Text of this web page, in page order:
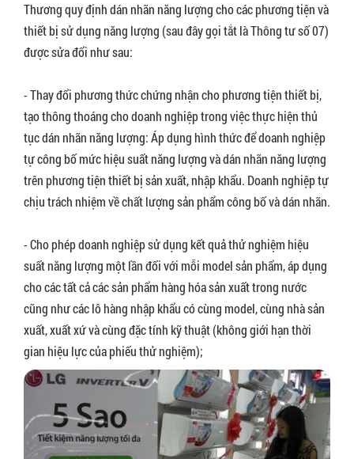
Thương quy định dán nhãn năng lượng cho các phương tiện và
thiết bị sử dụng năng lượng (sau đây gọi tắt là Thông tư số 07)
được sửa đổi như sau:
- Thay đổi phương thức chứng nhận cho phương tiện thiết bị,
tạo thông thoáng cho doanh nghiệp trong việc thực hiện thủ
tục dán nhãn năng lượng: Áp dụng hình thức để doanh nghiệp
tự công bố mức hiệu suất năng lượng và dán nhãn năng lượng
trên phương tiện thiết bị sản xuất, nhập khẩu. Doanh nghiệp tự
chịu trách nhiệm về chất lượng sản phẩm công bố và dán nhãn.
- Cho phép doanh nghiệp sử dụng kết quả thử nghiệm hiệu
suất năng lượng một lần đối với mỗi model sản phẩm, áp dụng
cho các tất cả các sản phẩm hàng hóa sản xuất trong nước
cũng như các lô hàng nhập khẩu có cùng model, cùng nhà sản
xuất, xuất xứ và cùng đặc tính kỹ thuật (không giới hạn thời
gian hiệu lực của phiếu thử nghiệm);